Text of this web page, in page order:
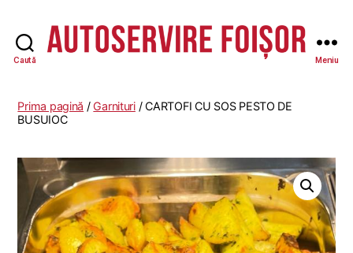
Caută
-
Meniu
Prima pagină /Garnituri/ CARTOFI CU SOS PESTO DE
BUSUIOC